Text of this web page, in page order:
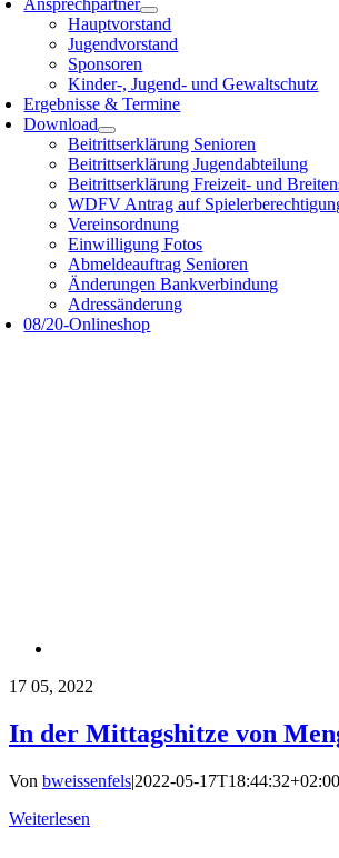
Ansprechpartner
Hauptvorstand
Jugendvorstand
Sponsoren
Kinder-, Jugend- und Gewaltschutz
Ergebnisse & Termine
Download
Beitrittserklärung Senioren
Beitrittserklärung Jugendabteilung
Beitrittserklärung Freizeit- und
WDFV Antrag auf
Vereinsordnung
Einwilligung Fotos
Abmeldeauftrag Senioren
Änderungen Bankverbindung
Adressänderung
08/20-Onlineshop
17 05, 2022
In der Mittagshitze von
Von bweissenfels|2022-05-17T18:44:32+02:00
Weiterlesen